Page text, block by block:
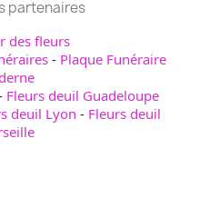
partenaires
des fleurs
- Plaque Funéraire
Fleurs deuil Guadeloupe
deuil Lyon - Fleurs deuil